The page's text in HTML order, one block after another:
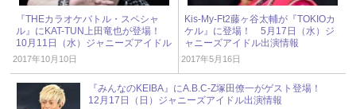
『THEカラオケバトル・スペシャ
ル』にKAT-TUN上田竜也が登場！
10月11日（水）ジャニーズアイドル
出演情報
2017年10月10日
Kis-My-Ft2藤ヶ谷太輔が『TOKIOカ
ケル』に登場！ 5月17日（水）ジ
ャニーズアイドル出演情報
2017年5月16日
『みんなのKEIBA』にA.B.C-Z塚田僚一がゲスト登場！
12月17日（日）ジャニーズアイドル出演情報